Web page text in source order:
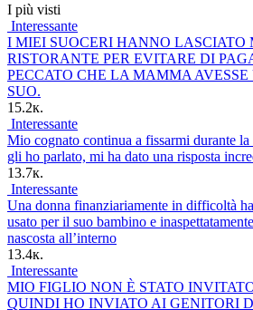
I più visti
Interessante
I MIEI SUOCERI HANNO LASCIATO
RISTORANTE PER EVITARE DI
PECCATO CHE LA MAMMA
SUO.
15.2к.
Interessante
Mio cognato continua a fissarmi durante
gli ho parlato, mi ha dato una risposta
13.7к.
Interessante
Una donna finanziariamente in difficoltà
usato per il suo bambino e
nascosta all’interno
13.4к.
Interessante
MIO FIGLIO NON È STATO
QUINDI HO INVIATO AI GENITORI